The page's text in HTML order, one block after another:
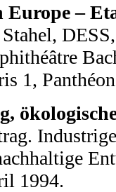
Europe –
1,
1994.